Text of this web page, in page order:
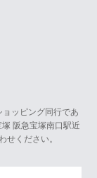
ッピング同行であ
阪急宝塚南口駅近
せください。